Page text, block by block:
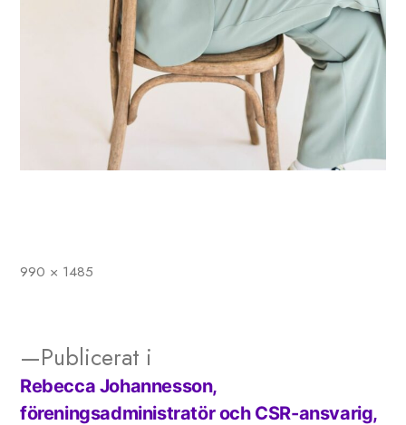
Full
990 × 1485
Inläggsnavigering
Publicerat i
Rebecca Johannesson,
föreningsadministratör och CSR-ansvarig,